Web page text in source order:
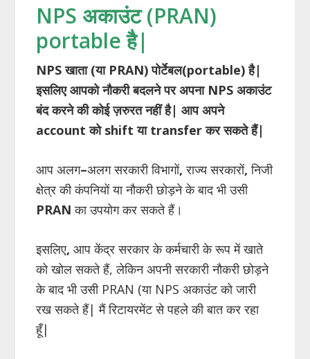
NPS अकाउंट (PRAN)
portable है|
NPS खाता (या PRAN) पोर्टेबल(portable) है|
इसलिए आपको नौकरी बदलने पर अपना NPS अकाउंट
बंद करने की कोई ज़रुरत नहीं है| आप अपने
account को shift या transfer कर सकते हैं|
आप अलग–अलग सरकारी विभागों,राज्य सरकारों,निजी
क्षेत्र की कंपनियों या नौकरी छोड़ने के बाद भी उसी
PRANका उपयोग कर सकते हैं।
इसलिए,आप केंद्र सरकार के कर्मचारी के रूप में खाते
को खोल सकते हैं, लेकिन अपनी सरकारी नौकरी छोड़ने
के बाद भी उसी PRAN (या NPS अकाउंट को जारी
रख सकते हैं| मैं रिटायरमेंट से पहले की बात कर रहा
हूँ|